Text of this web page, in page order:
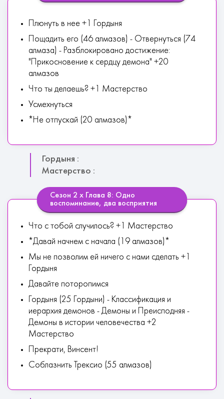
Плюнуть в нее +1 Гордыня
Пощадить его (46 алмазов) - Отвернуться (74
алмаза) - Разблокировано достижение:
"Прикосновение к сердцу демона" +20
алмазов
Что ты делаешь? +1 Мастерство
Усмехнуться
*Не отпускай (20 алмазов)*
Гордыня :
Мастерство :
Сезон 2 х Глава 8: Одно
воспоминание, два восприятия
Что с тобой случилось? +1 Мастерство
*Давай начнем с начала (19 алмазов)*
Мы не позволим ей ничего с нами сделать +1
Гордыня
Давайте поторопимся
Гордыня (25 Гордыни) - Классификация и
иерархия демонов - Демоны и Преисподняя -
Демоны в истории человечества +2
Мастерство
Прекрати, Винсент!
Соблазнить Трексио (55 алмазов)